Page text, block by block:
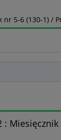
5-6 (130-1) /
: Miesięcznik